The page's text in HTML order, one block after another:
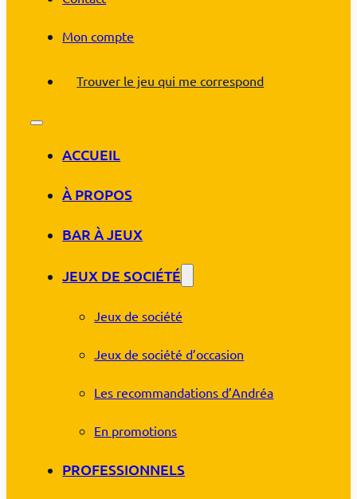
Mon compte
Trouver le jeu qui me correspond
ACCUEIL
À PROPOS
BAR À JEUX
JEUX DE SOCIÉTÉ
Jeux de société
Jeux de société d’occasion
Les recommandations d’Andréa
En promotions
PROFESSIONNELS